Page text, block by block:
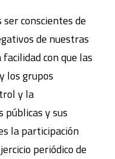
conscientes de
de nuestras
con que las
los grupos
y la
públicas y sus
la participación
periódico de